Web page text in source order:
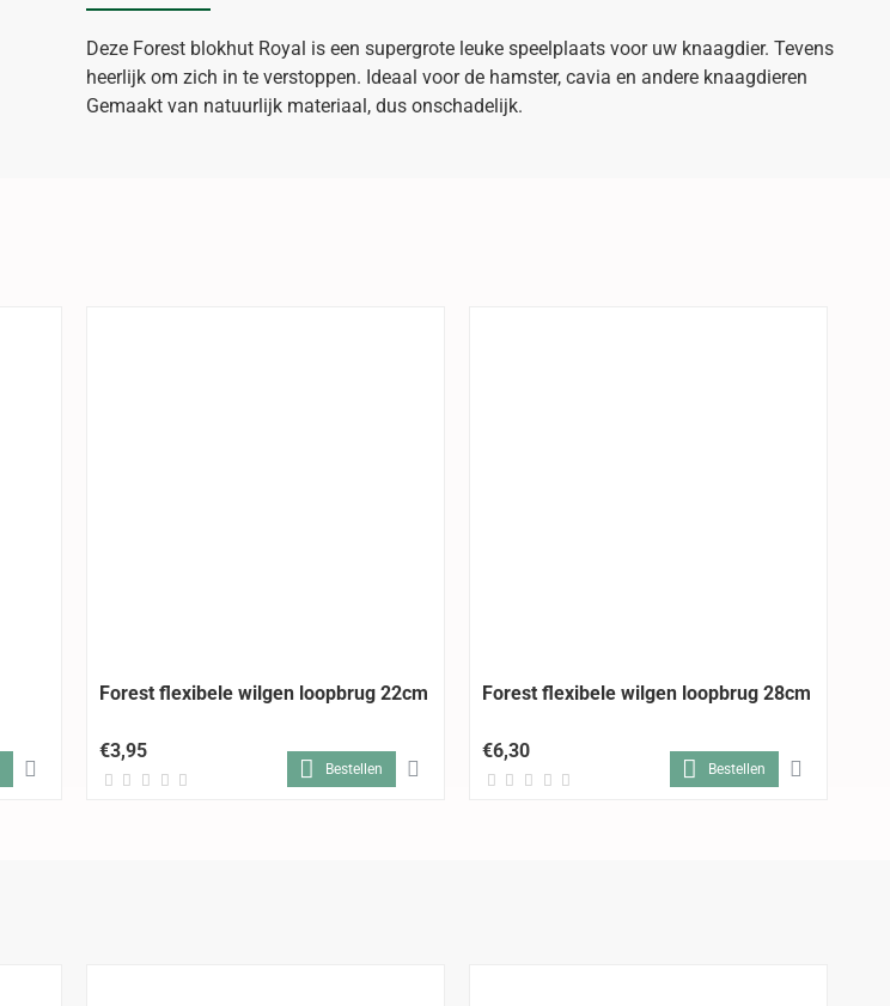
Deze Forest blokhut Royal is een supergrote leuke speelplaats voor uw knaagdier. Tevens
heerlijk om zich in te verstoppen. Ideaal voor de hamster, cavia en andere knaagdieren
Gemaakt van natuurlijk materiaal, dus onschadelijk.
Forest flexibele wilgen loopbrug 22cm
€3,95
Bestellen
Forest flexibele wilgen loopbrug 28cm
€6,30
Bestellen